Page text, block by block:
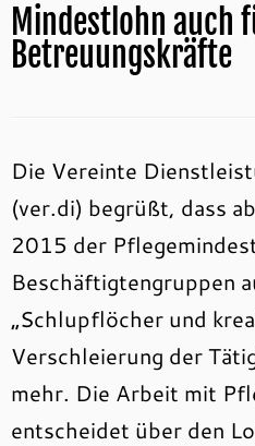
Mindestlohn auch
Betreuungskräfte
Die Vereinte
(ver.di) begrüßt, dass
2015 der
Beschäftigtengruppen
„Schlupflöcher und
Verschleierung der
mehr. Die Arbeit mit
entscheidet über den